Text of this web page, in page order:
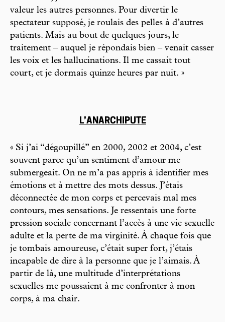
valeur les autres personnes. Pour divertir le
spectateur supposé, je roulais des pelles à d’autres
patients. Mais au bout de quelques jours, le
traitement – auquel je répondais bien – venait casser
les voix et les hallucinations. Il me cassait tout
court, et je dormais quinze heures par nuit. »
L’ANARCHIPUTE
« Si j’ai “dégoupillé” en 2000, 2002 et 2004, c’est
souvent parce qu’un sentiment d’amour me
submergeait. On ne m’a pas appris à identifier mes
émotions et à mettre des mots dessus. J’étais
déconnectée de mon corps et percevais mal mes
contours, mes sensations. Je ressentais une forte
pression sociale concernant l’accès à une vie sexuelle
adulte et la perte de ma virginité. À chaque fois que
je tombais amoureuse, c’était super fort, j’étais
incapable de dire à la personne que je l’aimais. À
partir de là, une multitude d’interprétations
sexuelles me poussaient à me confronter à mon
corps, à ma chair.